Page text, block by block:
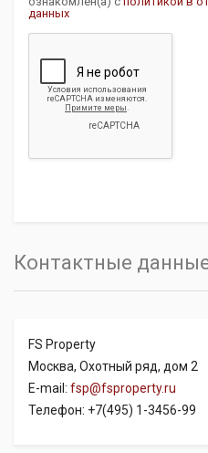
данных
Контактные
FS Property
Москва, Охотный ряд, дом 2
E-mail: fsp@fsproperty.ru
Телефон: +7(495) 1-3456-99